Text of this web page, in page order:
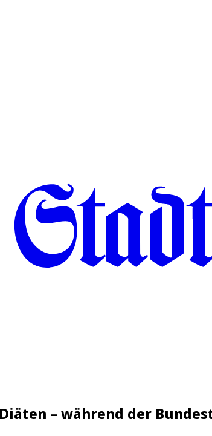
– während der